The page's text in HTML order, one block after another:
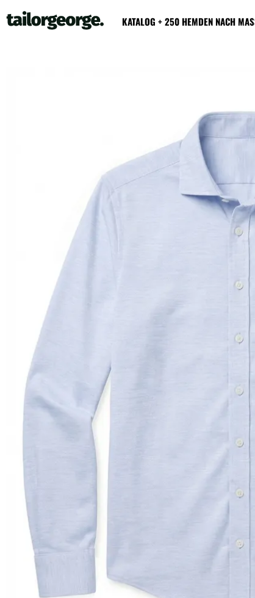
KATALOG + 250 HEMDEN NACH MASS